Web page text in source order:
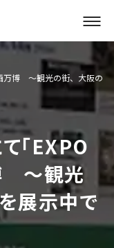
メ
ニ
ー
を
万博 ～観光の街、大阪の
「EXPO
～観光
展示中で